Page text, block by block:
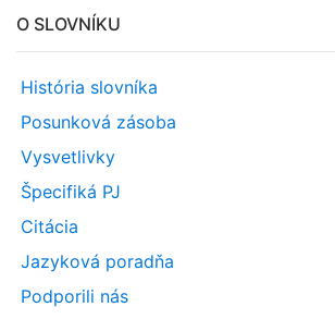
O SLOVNÍKU
História slovníka
Posunková zásoba
Vysvetlivky
Špecifiká PJ
Citácia
Jazyková poradňa
Podporili nás